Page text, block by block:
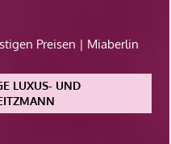
Preisen | Miaberlin
LUXUS- UND